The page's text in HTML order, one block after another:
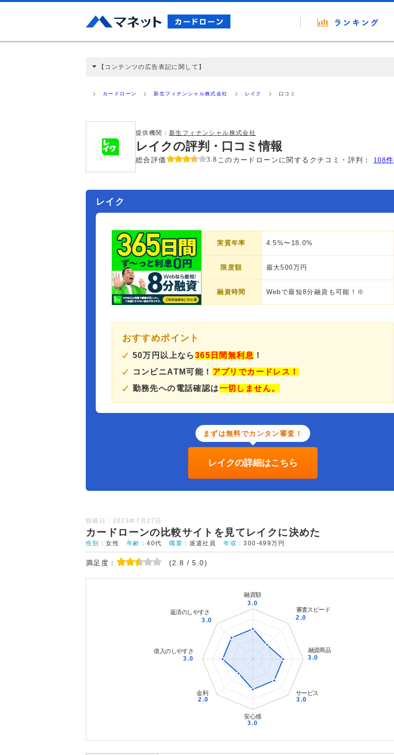
【コンテンツの広告表記に関して】
ミ収集などに基づき、公平性を担保した情報提供を行っています。
カードローン 新生フィナンシャル株式会社 レイク 口コミ
提供機関： 新生フィナンシャル株式会社
レイクの評判・口コミ情報
総合評価 3.8 このカードローンに関するクチコミ・評判： 108件
レイク
実質年率 4.5%〜18.0%
限度額 最大500万円
融資時間 Webで最短8分融資も可能！※
おすすめポイント
50万円以上なら 365日間無利息 ！
コンビニATM可能！ アプリでカードレス！
勤務先への電話確認は一切しません。
まずは無料でカンタン審査！
レイクの詳細はこちら
投稿日：2023年7月27日
カードローンの比較サイトを見てレイクに決めた
性別：女性 年齢：40代 職業： 派遣社員 年収：300-499万円
満足度： (2.8 / 5.0)